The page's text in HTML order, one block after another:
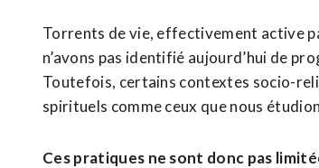
Torrents de vie, effectivement active
n’avons pas identifié aujourd’hui de
Toutefois, certains contextes socio-
spirituels comme ceux que nous
Ces pratiques ne sont donc pas